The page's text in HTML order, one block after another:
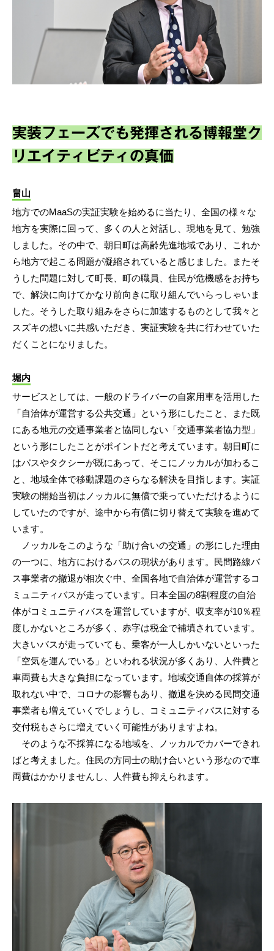
実装フェーズでも発揮される博報堂ク
リエイティビティの真価
畠山
地方でのMaaSの実証実験を始めるに当たり、全国の様々な
地方を実際に回って、多くの人と対話し、現地を見て、勉強
しました。その中で、朝日町は高齢先進地域であり、これか
ら地方で起こる問題が凝縮されていると感じました。またそ
うした問題に対して町長、町の職員、住民が危機感をお持ち
で、解決に向けてかなり前向きに取り組んでいらっしゃいま
した。そうした取り組みをさらに加速するものとして我々と
スズキの想いに共感いただき、実証実験を共に行わせていた
だくことになりました。
堀内
サービスとしては、一般のドライバーの自家用車を活用した
「自治体が運営する公共交通」という形にしたこと、また既
にある地元の交通事業者と協同しない「交通事業者協力型」
という形にしたことがポイントだと考えています。朝日町に
はバスやタクシーが既にあって、そこにノッカルが加わるこ
と、地域全体で移動課題のさらなる解決を目指します。実証
実験の開始当初はノッカルに無償で乗っていただけるように
していたのですが、途中から有償に切り替えて実験を進めて
います。
ノッカルをこのような「助け合いの交通」の形にした理由
の一つに、地方におけるバスの現状があります。民間路線バ
ス事業者の撤退が相次ぐ中、全国各地で自治体が運営するコ
ミュニティバスが走っています。日本全国の8割程度の自治
体がコミュニティバスを運営していますが、収支率が10％程
度しかないところが多く、赤字は税金で補填されています。
大きいバスが走っていても、乗客が一人しかいないといった
「空気を運んでいる」といわれる状況が多くあり、人件費と
車両費も大きな負担になっています。地域交通自体の採算が
取れない中で、コロナの影響もあり、撤退を決める民間交通
事業者も増えていくでしょうし、コミュニティバスに対する
交付税もさらに増えていく可能性がありますよね。
そのような不採算になる地域を、ノッカルでカバーできれ
ばと考えました。住民の方同士の助け合いという形なので車
両費はかかりませんし、人件費も抑えられます。